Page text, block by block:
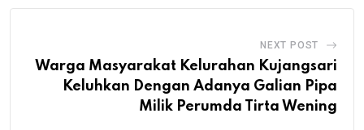
NEXT POST
Warga Masyarakat Kelurahan Kujangsari
Keluhkan Dengan Adanya Galian Pipa
Milik Perumda Tirta Wening